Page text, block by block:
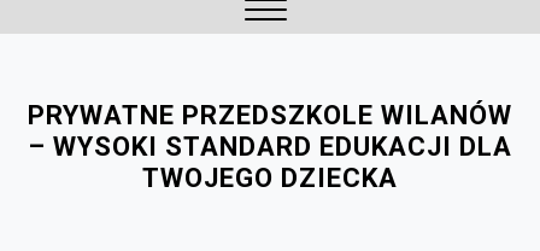
PRYWATNE PRZEDSZKOLE WILANÓW
– WYSOKI STANDARD EDUKACJI DLA
TWOJEGO DZIECKA